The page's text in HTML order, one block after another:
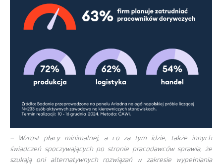
– Wzrost płacy minimalnej, a co za tym idzie, także innych
świadczeń spoczywających po stronie pracodawców sprawia, że
szukają oni alternatywnych rozwiązań w zakresie wypełniania